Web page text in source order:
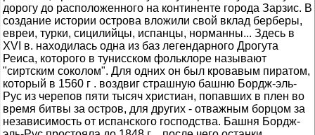
дорогу до расположенного на континенте города Зарзис. В
создание истории острова вложили свой вклад берберы,
евреи, турки, сицилийцы, испанцы, норманны... Здесь в
XVI в. находилась одна из баз легендарного Дрогута
Реиса, которого в тунисском фольклоре называют
"сиртским соколом". Для одних он был кровавым пиратом,
который в 1560 г . воздвиг страшную башню Бордж-эль-
Рус из черепов пяти тысяч христиан, попавших в плен во
время битвы за остров, для других - отважным борцом за
независимость от испанского господства. Башня Бордж-